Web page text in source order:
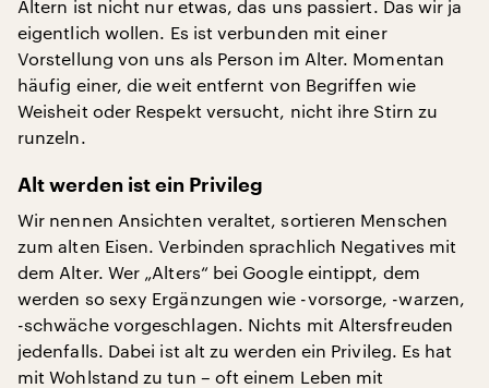
Altern ist nicht nur etwas, das uns passiert. Das wir ja
eigentlich wollen. Es ist verbunden mit einer
Vorstellung von uns als Person im Alter. Momentan
häufig einer, die weit entfernt von Begriffen wie
Weisheit oder Respekt versucht, nicht ihre Stirn zu
runzeln.
Alt werden ist ein Privileg
Wir nennen Ansichten veraltet, sortieren Menschen
zum alten Eisen. Verbinden sprachlich Negatives mit
dem Alter. Wer „Alters“ bei Google eintippt, dem
werden so sexy Ergänzungen wie -vorsorge, -warzen,
-schwäche vorgeschlagen. Nichts mit Altersfreuden
jedenfalls. Dabei ist alt zu werden ein Privileg. Es hat
mit Wohlstand zu tun – oft einem Leben mit